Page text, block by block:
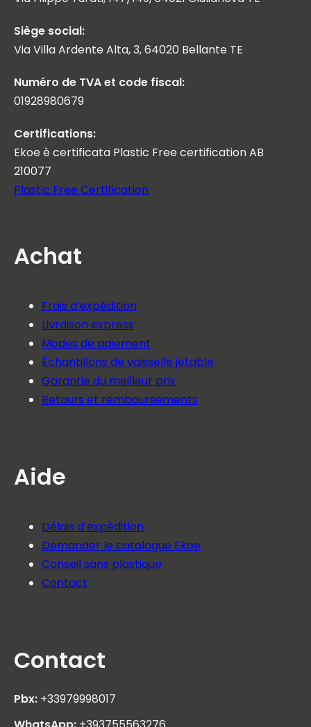
Siège social:
Via Villa Ardente Alta, 3, 64020 Bellante TE
Numéro de TVA et code fiscal:
01928980679
Certifications:
Ekoe è certificata Plastic Free certification AB
210077
Plastic Free Certification
Achat
Frais d’expédition
Livraison express
Modes de paiement
Échantillons de vaisselle jetable
Garantie du meilleur prix
Retours et remboursements
Aide
Délais d’expédition
Demander le catalogue Ekoe
Conseil sans plastique
Contact
Contact
Pbx: +33979998017